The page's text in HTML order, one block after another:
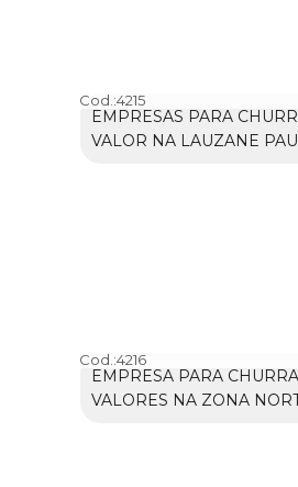
Cod.:4215
EMPRESAS PARA
VALOR NA LAUZANE
Cod.:4216
EMPRESA PARA
VALORES NA ZONA